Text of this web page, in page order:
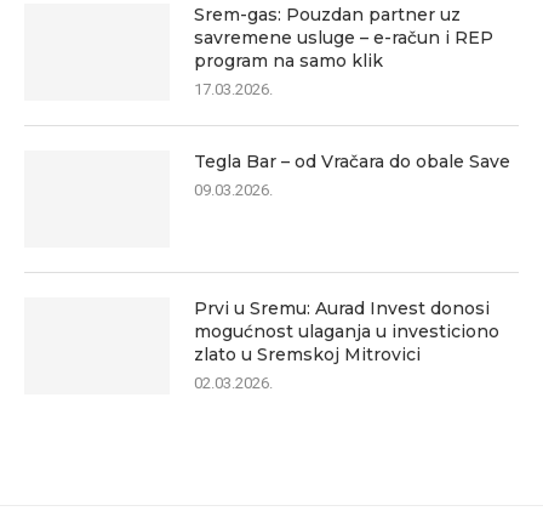
Srem-gas: Pouzdan partner uz
savremene usluge – e-račun i REP
program na samo klik
17.03.2026.
Tegla Bar – od Vračara do obale Save
09.03.2026.
Prvi u Sremu: Aurad Invest donosi
mogućnost ulaganja u investiciono
zlato u Sremskoj Mitrovici
02.03.2026.